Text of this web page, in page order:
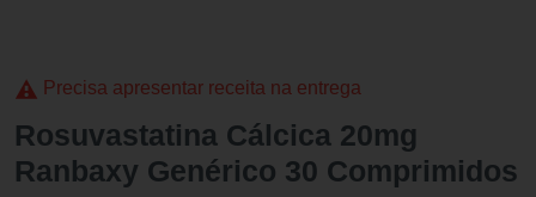
Precisa apresentar receita na entrega
Rosuvastatina Cálcica 20mg
Ranbaxy Genérico 30 Comprimidos